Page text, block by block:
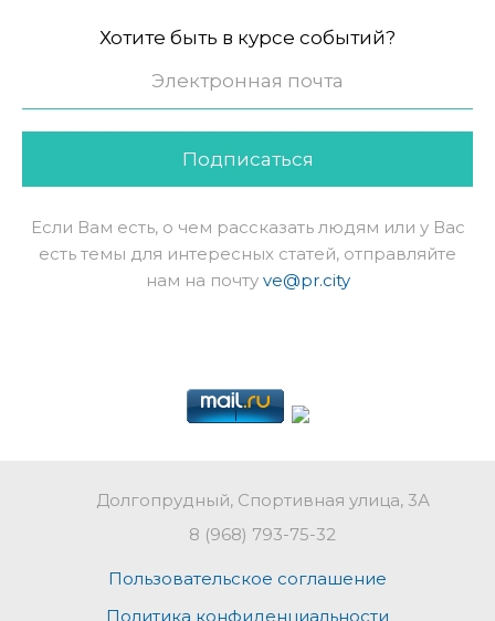
Хотите быть в курсе событий?
Подписаться
Если Вам есть, о чем рассказать людям или у Вас
есть темы для интересных статей, отправляйте
нам на почту ve@pr.city
Долгопрудный, Спортивная улица, 3А
8 (968) 793-75-32
Пользовательское соглашение
Политика конфиденциальности